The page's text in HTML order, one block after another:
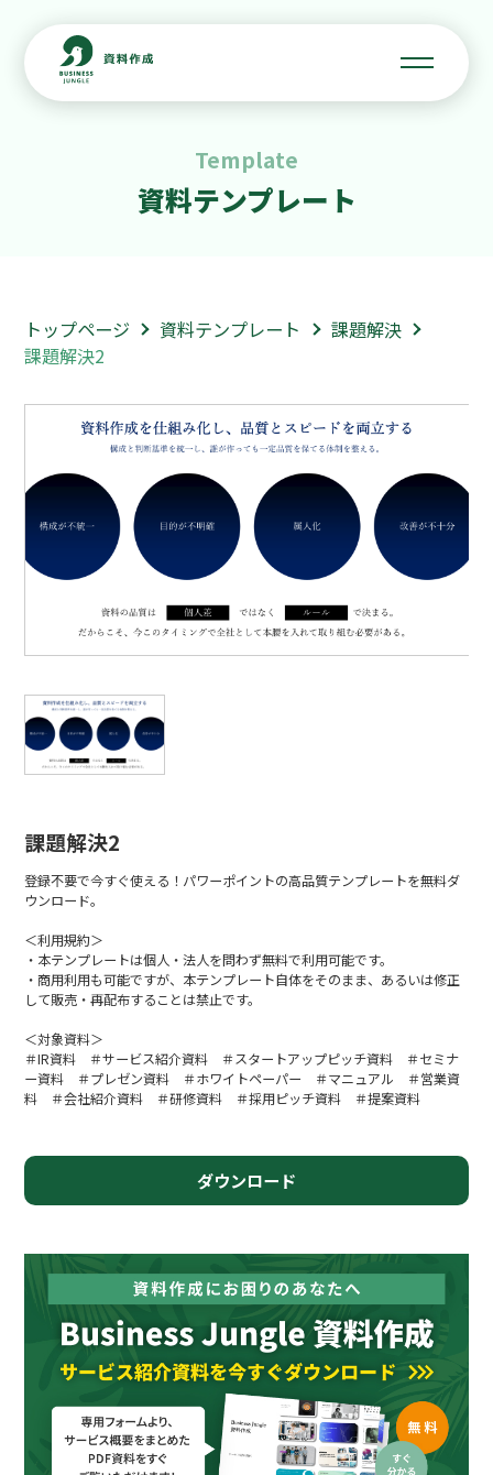
Template
資料テンプレート
トップページ 資料テンプレート
課題解決
課題解決2
課題解決2
登録不要で今すぐ使える！パワーポイントの高品質テンプレートを無料ダ
ウンロード。
＜利用規約＞
・本テンプレートは個人・法人を問わず無料で利用可能です。
・商用利用も可能ですが、本テンプレート自体をそのまま、あるいは修正
して販売・再配布することは禁止です。
＜対象資料＞
＃IR資料 ＃サービス紹介資料 ＃スタートアップピッチ資料 ＃セミナ
ー資料 ＃プレゼン資料 ＃ホワイトペーパー ＃マニュアル ＃営業資
料 ＃会社紹介資料 ＃研修資料 ＃採用ピッチ資料 ＃提案資料
ダウンロード